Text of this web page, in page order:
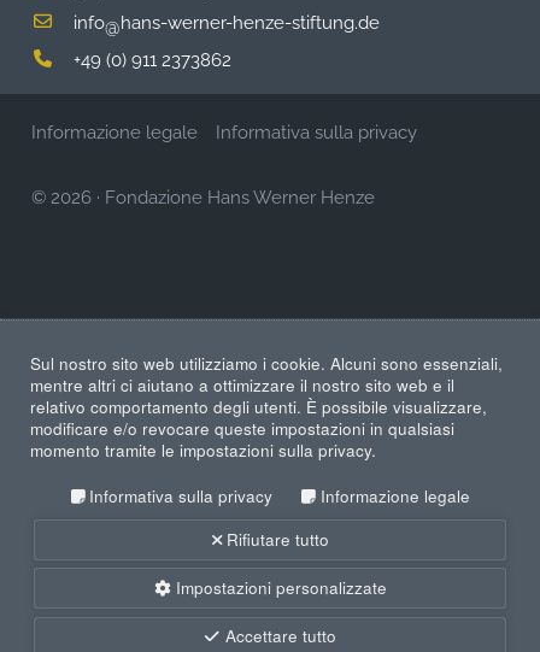
info@hans-werner-henze-stiftung.de
+49 (0) 911 2373862
Informazione legale Informativa sulla privacy
© 2026 · Fondazione Hans Werner Henze
Sul nostro sito web utilizziamo i cookie. Alcuni sono essenziali,
mentre altri ci aiutano a ottimizzare il nostro sito web e il
relativo comportamento degli utenti. È possibile visualizzare,
modificare e/o revocare queste impostazioni in qualsiasi
momento tramite le impostazioni sulla privacy.
Informativa sulla privacy
Informazione legale
Rifiutare tutto
Impostazioni personalizzate
Accettare tutto